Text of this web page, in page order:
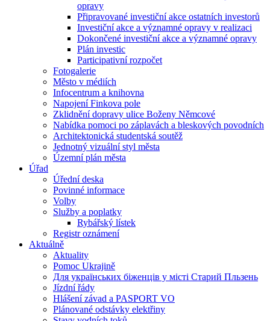
opravy
Připravované investiční akce ostatních investorů
Investiční akce a významné opravy v realizaci
Dokončené investiční akce a významné opravy
Plán investic
Participativní rozpočet
Fotogalerie
Město v médiích
Infocentrum a knihovna
Napojení Finkova pole
Zklidnění dopravy ulice Boženy Němcové
Nabídka pomoci po záplavách a bleskových povodních
Architektonická studentská soutěž
Jednotný vizuální styl města
Územní plán města
Úřad
Úřední deska
Povinné informace
Volby
Služby a poplatky
Rybářský lístek
Registr oznámení
Aktuálně
Aktuality
Pomoc Ukrajině
Для українських біженців у місті Старий Пльзень
Jízdní řády
Hlášení závad a PASPORT VO
Plánované odstávky elektřiny